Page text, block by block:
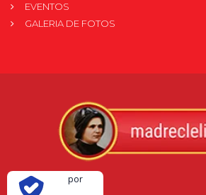
EVENTOS
GALERIA DE FOTOS
por